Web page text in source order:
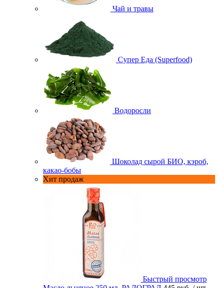
Чай и травы
Супер Еда (Superfood)
Водоросли
Шоколад сырой БИО, кэроб,
какао-бобы
Хит продаж
Быстрый просмотр